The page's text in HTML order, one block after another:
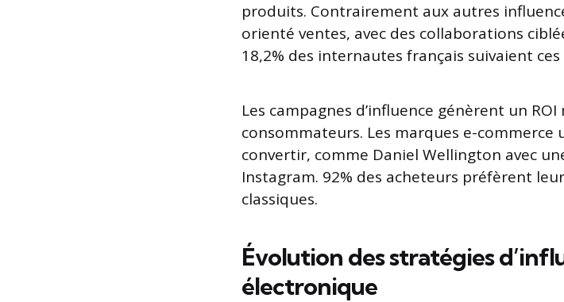
produits. Contrairement aux autres
orienté ventes, avec des collaborations
18,2% des internautes français suivaient
Les campagnes d’influence génèrent un
consommateurs. Les marques e-
convertir, comme Daniel Wellington avec
Instagram. 92% des acheteurs préfèrent
classiques.
Évolution des stratégies
électronique